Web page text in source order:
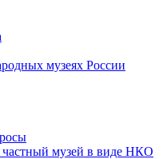
музеях России
частный музей в виде НКО